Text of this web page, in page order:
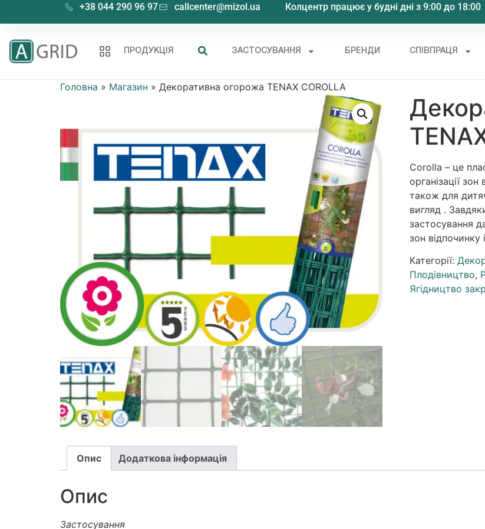
+38 044 290 96 97 callcenter@mizol.ua Колцентр працює у будні дні з 9:00 до 18:00
ПРОДУКЦІЯ ЗАСТОСУВАННЯ БРЕНДИ СПІВПРАЦЯ
Головна » Магазин » Декоративна огорожа TENAX COROLLA
Corolla – це
організації
також для
вигляд .
застосування
зон відпочинку
Категорії:
Плодівництво,
Ягідництво
Опис Додаткова інформація
Опис
Застосування